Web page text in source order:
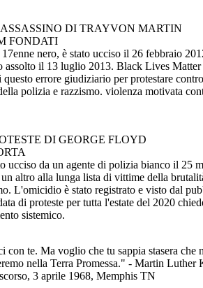
DI TRAYVON MARTIN
FONDATI
nero, è stato ucciso il 26 febbraio
assolto il 13 luglio 2013. Black Lives Matter
errore giudiziario per protestare
polizia e razzismo. violenza motivata
DI GEORGE FLOYD
ucciso da un agente di polizia bianco il 25
altro alla lunga lista di vittime della
L'omicidio è stato registrato e visto dal
di proteste per tutta l'estate del 2020
sistemico.
con te. Ma voglio che tu sappia stasera che
nella Terra Promessa." - Martin Luther
3 aprile 1968, Memphis TN